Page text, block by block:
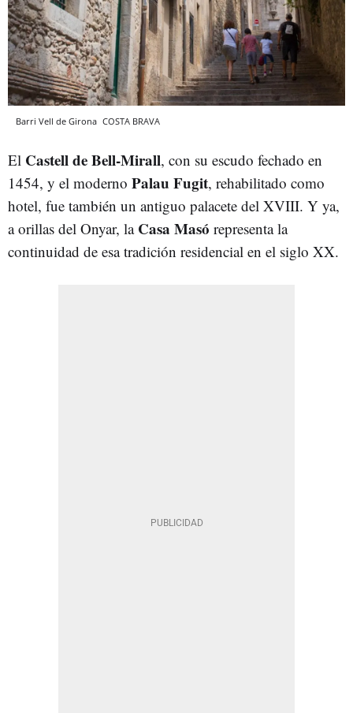
Barri Vell de Girona COSTA BRAVA
El Castell de Bell-Mirall, con su escudo fechado en
1454, y el moderno Palau Fugit, rehabilitado como
hotel, fue también un antiguo palacete del XVIII. Y ya,
a orillas del Onyar, la Casa Masó representa la
continuidad de esa tradición residencial en el siglo XX.